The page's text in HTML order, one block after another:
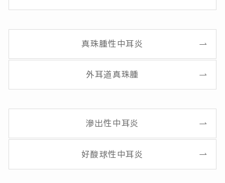
真珠腫性中耳炎
外耳道真珠腫
滲出性中耳炎
好酸球性中耳炎